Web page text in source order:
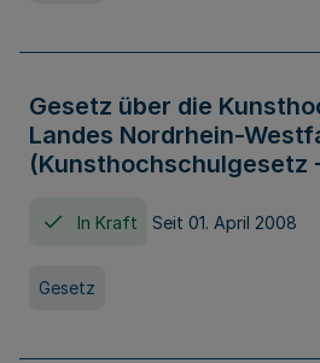
Gesetz über die
Landes Nordrhein-
(Kunsthochschulgesetz
In Kraft Seit 01. April 2008
Gesetz